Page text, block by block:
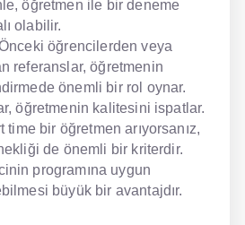
öğretmen ile bir deneme
olabilir.
öğrencilerden veya
referanslar, öğretmenin
önemli bir rol oynar.
öğretmenin kalitesini ispatlar.
bir öğretmen arıyorsanız,
de önemli bir kriterdir.
programına uygun
büyük bir avantajdır.